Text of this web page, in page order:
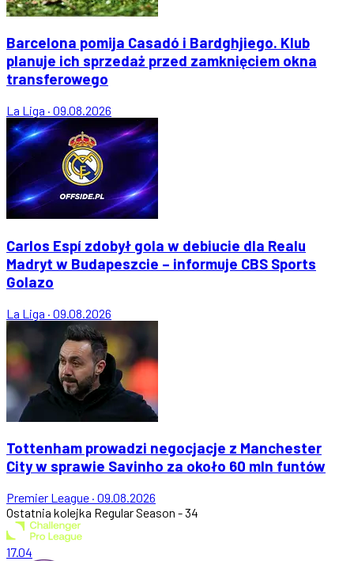
Barcelona pomija Casadó i Bardghjiego. Klub
planuje ich sprzedaż przed zamknięciem okna
transferowego
La Liga · 09.08.2026
Carlos Espí zdobył gola w debiucie dla Realu
Madryt w Budapeszcie – informuje CBS Sports
Golazo
La Liga · 09.08.2026
Tottenham prowadzi negocjacje z Manchester
City w sprawie Savinho za około 60 mln funtów
Premier League · 09.08.2026
Ostatnia kolejka Regular Season - 34
17.04